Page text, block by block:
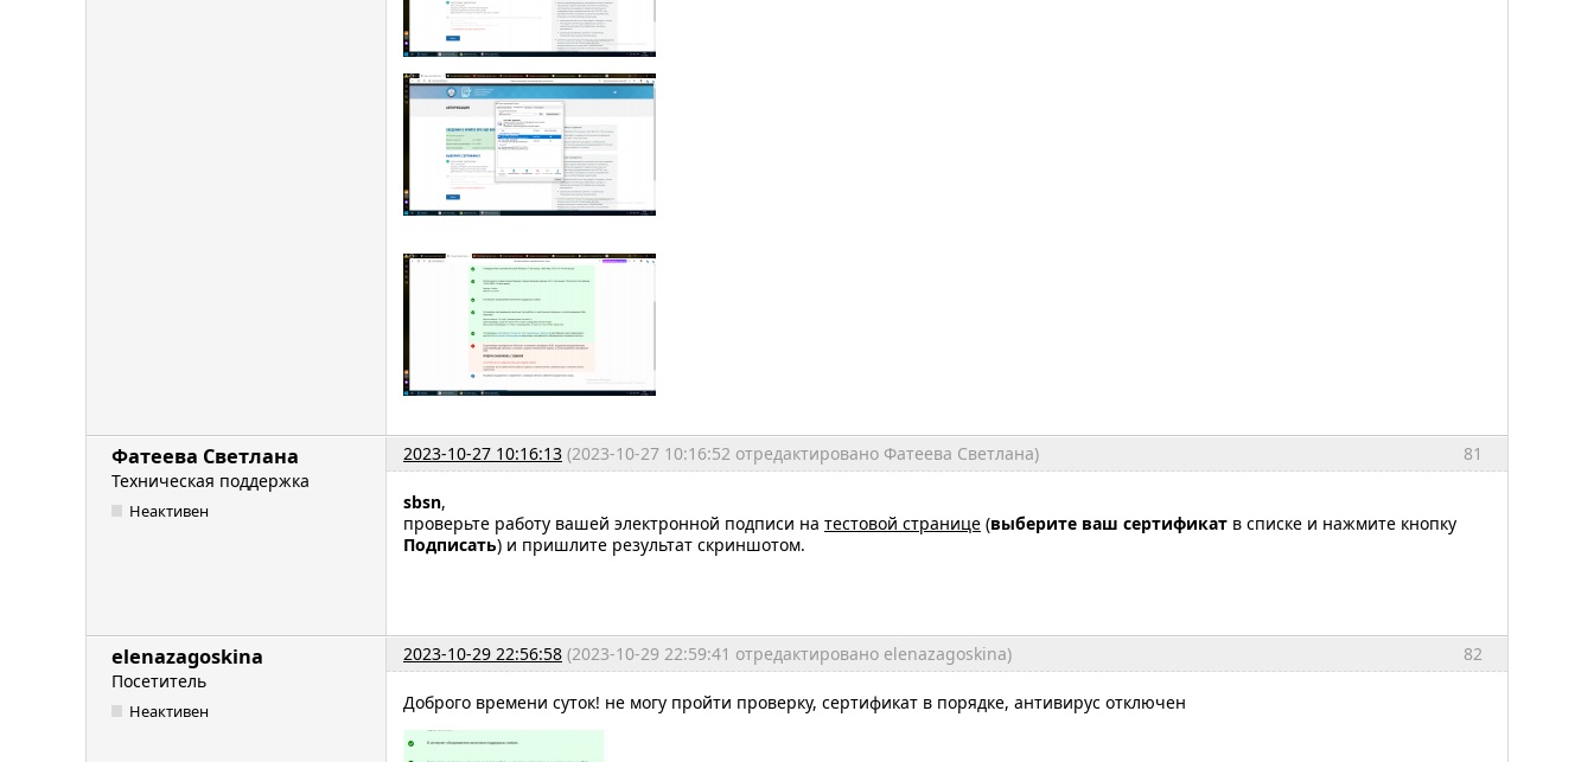
81
Фатеева Светлана 2023-10-27 10:16:13 (2023-10-27 10:16:52 отредактировано Фатеева Светлана)
Техническая поддержка
Неактивен sbsn,
проверьте работу вашей электронной подписи на тестовой странице (выберите ваш сертификат в списке и нажмите кнопку
Подписать) и пришлите результат скриншотом.
82
elenazagoskina 2023-10-29 22:56:58 (2023-10-29 22:59:41 отредактировано elenazagoskina)
Посетитель
Неактивен Доброго времени суток! не могу пройти проверку, сертификат в порядке, антивирус отключен